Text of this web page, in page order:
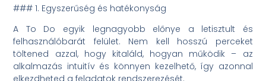
### 1. Egyszerűség és hatékonyság
A To Do egyik legnagyobb előnye a letisztult és
felhasználóbarát felület. Nem kell hosszú perceket
töltened azzal, hogy kitaláld, hogyan működik – az
alkalmazás intuitív és könnyen kezelhető, így azonnal